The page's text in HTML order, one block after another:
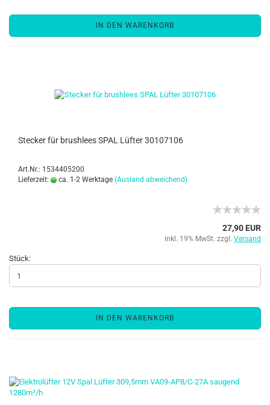
IN DEN WARENKORB
Stecker für brushlees SPAL Lüfter 30107106
Art.Nr.: 1534405200
Lieferzeit:
ca. 1-2 Werktage (Ausland abweichend)
27,90 EUR
inkl. 19% MwSt. zzgl. Versand
Stück:
IN DEN WARENKORB